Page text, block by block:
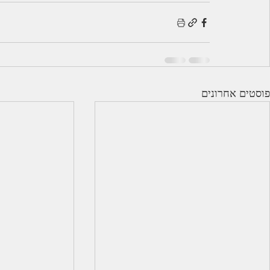
פוסטים אחרונים